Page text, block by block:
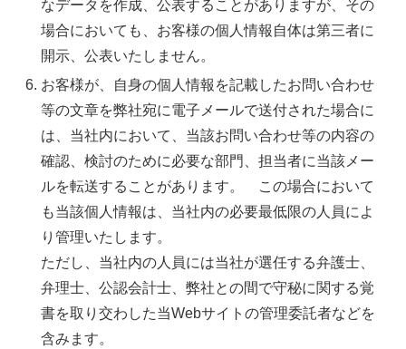
なデータを作成、公表することがありますが、その
場合においても、お客様の個人情報自体は第三者に
開示、公表いたしません。
お客様が、自身の個人情報を記載したお問い合わせ
等の文章を弊社宛に電子メールで送付された場合に
は、当社内において、当該お問い合わせ等の内容の
確認、検討のために必要な部門、担当者に当該メー
ルを転送することがあります。 この場合において
も当該個人情報は、当社内の必要最低限の人員によ
り管理いたします。
ただし、当社内の人員には当社が選任する弁護士、
弁理士、公認会計士、弊社との間で守秘に関する覚
書を取り交わした当Webサイトの管理委託者などを
含みます。